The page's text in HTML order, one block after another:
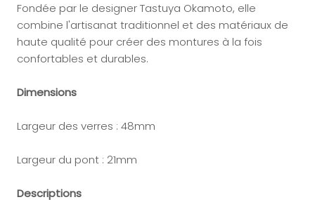
Fondée par le designer Tastuya Okamoto, elle
combine l'artisanat traditionnel et des matériaux de
haute qualité pour créer des montures à la fois
confortables et durables.
Dimensions
Largeur des verres : 48mm
Largeur du pont : 21mm
Descriptions